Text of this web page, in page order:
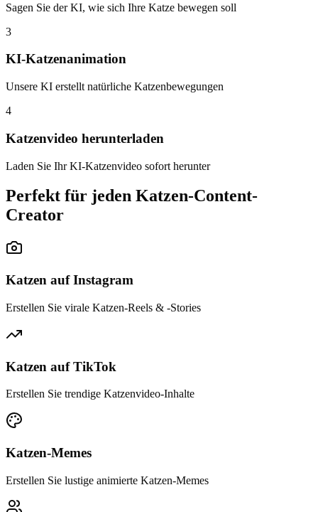
Sagen Sie der KI, wie sich Ihre Katze bewegen soll
3
KI-Katzenanimation
Unsere KI erstellt natürliche Katzenbewegungen
4
Katzenvideo herunterladen
Laden Sie Ihr KI-Katzenvideo sofort herunter
Perfekt für jeden Katzen-Content-
Creator
Katzen auf Instagram
Erstellen Sie virale Katzen-Reels & -Stories
Katzen auf TikTok
Erstellen Sie trendige Katzenvideo-Inhalte
Katzen-Memes
Erstellen Sie lustige animierte Katzen-Memes